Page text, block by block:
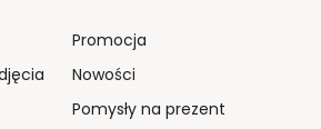
Promocja
Nowości
Pomysły na prezent